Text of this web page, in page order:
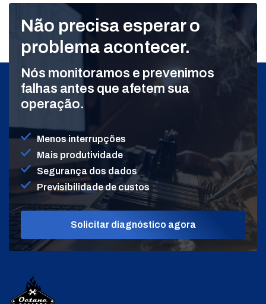
Não precisa esperar o
problema acontecer.
Nós monitoramos e prevenimos
falhas antes que afetem sua
operação.
Menos interrupções
Mais produtividade
Segurança dos dados
Previsibilidade de custos
Solicitar diagnóstico agora